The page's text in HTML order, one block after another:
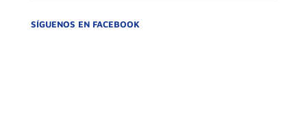
SÍGUENOS EN FACEBOOK